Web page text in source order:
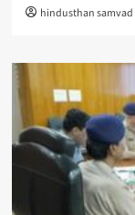
hindusthan samvad